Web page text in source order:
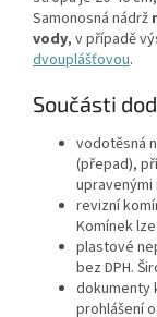
Samonosná nádrž
vody, v případě
dvouplášťovou.
Součásti
vodotěsná
(přepad),
upravenými
revizní
Komínek
plastové
bez DPH.
dokumenty
prohlášení